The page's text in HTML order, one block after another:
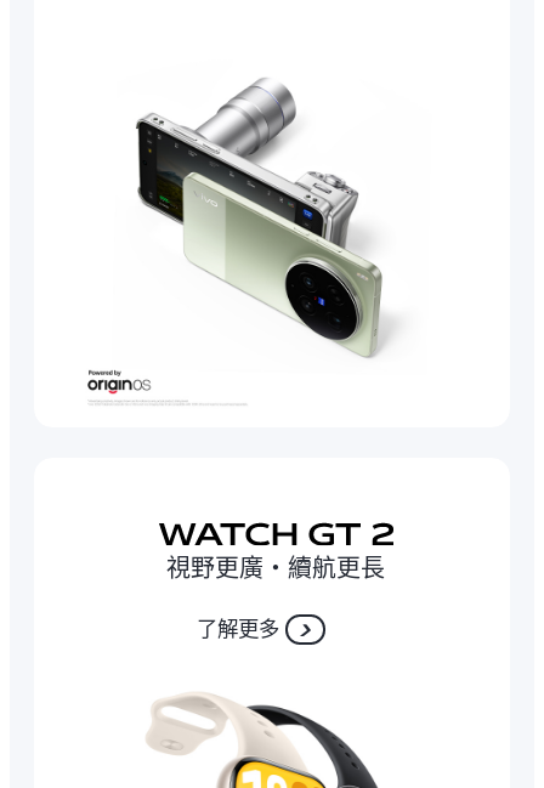
視野更廣‧續航更長
了解更多